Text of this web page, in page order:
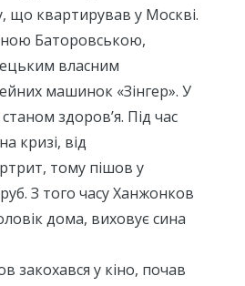
що квартирував у Москві.
Баторовською,
власним
машинок «Зінгер». У
здоров’я. Під час
кризі, від
тому пішов у
З того часу Ханжонков
дома, виховує сина
закохався у кіно, почав